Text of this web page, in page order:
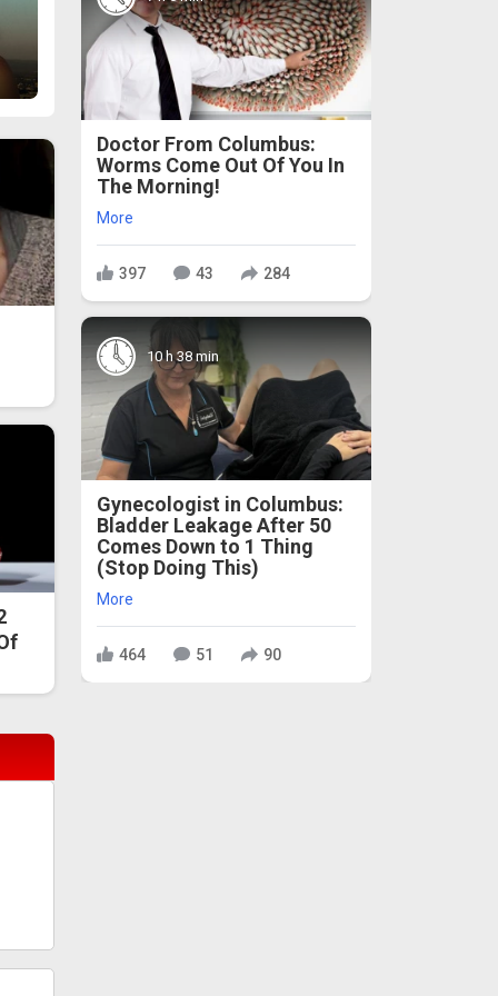
Doctor From Columbus:
Worms Come Out Of You In
The Morning!
More
397 43 284
10 h 38 min
Gynecologist in Columbus:
Bladder Leakage After 50
Comes Down to 1 Thing
(Stop Doing This)
More
464 51 90